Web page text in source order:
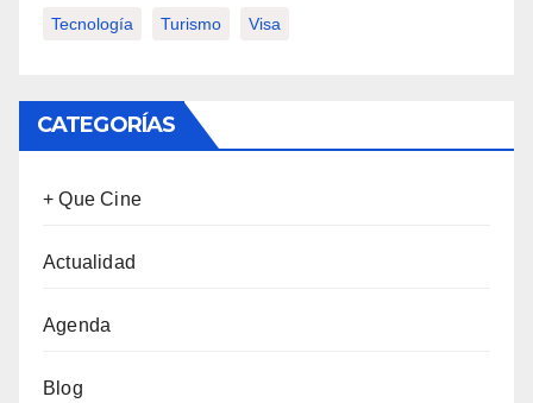
Tecnología Turismo Visa
CATEGORÍAS
+ Que Cine
Actualidad
Agenda
Blog